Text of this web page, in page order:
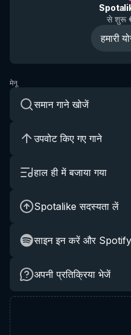
से शुरू
हमारी
मेनू
समान गाने खोजें
उपवोट किए गए गाने
हाल ही में बजाया गया
Spotalike सदस्यता लें
साइन इन करें और
अपनी प्रतिक्रिया भेजें